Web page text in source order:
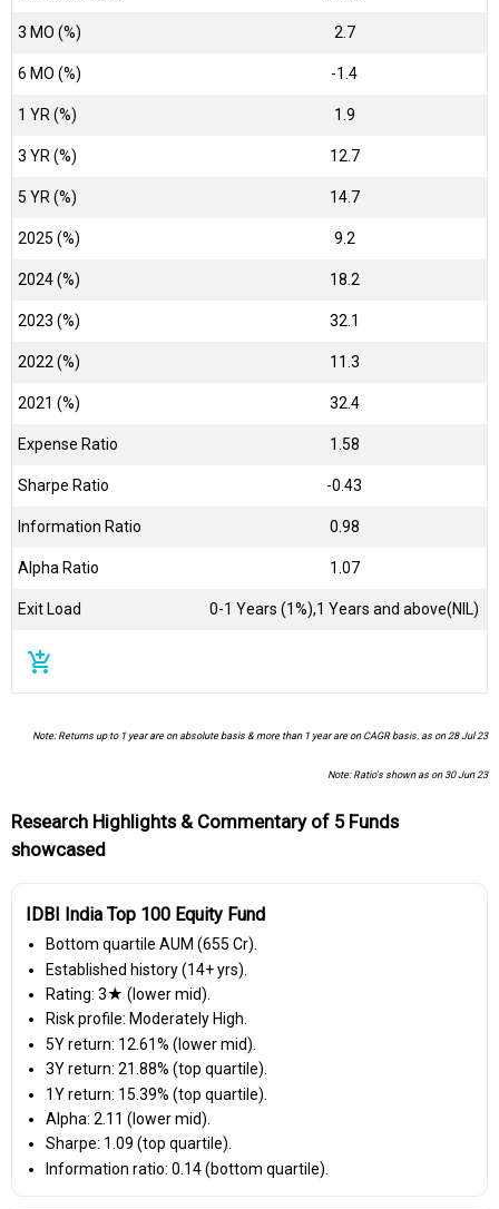
3 MO (%) 2.7
6 MO (%) -1.4
1 YR (%) 1.9
3 YR (%) 12.7
5 YR (%) 14.7
2025 (%) 9.2
2024 (%) 18.2
2023 (%) 32.1
2022 (%) 11.3
2021 (%) 32.4
Expense Ratio 1.58
Sharpe Ratio -0.43
Information Ratio 0.98
Alpha Ratio 1.07
Exit Load 0-1 Years (1%),1 Years and above(NIL)
add_shopping_cart
Note: Returns up to 1 year are on absolute basis & more than 1 year are on CAGR basis. as on 28 Jul 23
Note: Ratio's shown as on 30 Jun 23
Research Highlights & Commentary of 5 Funds
showcased
IDBI India Top 100 Equity Fund
Bottom quartile AUM (₹655 Cr).
Established history (14+ yrs).
Rating: 3★ (lower mid).
Risk profile: Moderately High.
5Y return: 12.61% (lower mid).
3Y return: 21.88% (top quartile).
1Y return: 15.39% (top quartile).
Alpha: 2.11 (lower mid).
Sharpe: 1.09 (top quartile).
Information ratio: 0.14 (bottom quartile).